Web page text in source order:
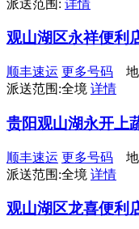
派送范围: 详情
观山湖区永祥便利
顺丰速运 更多号码 地
派送范围:全境 详情
贵阳观山湖永开上
顺丰速运 更多号码 地
派送范围:全境 详情
观山湖区龙喜便利